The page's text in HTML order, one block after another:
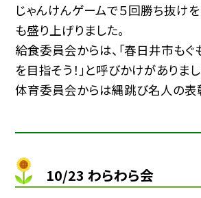
じゃんけんゲームで５回勝ち抜け
も盛り上げりました。
給食委員会からは、「春日井市も
を目指そう！」と呼びかけがありまし
体育委員会からは縄跳び名人の表
10/23 わらわら会